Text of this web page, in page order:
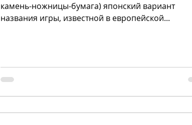
камень-ножницы-бумага) японский вариант
названия игры, известной в европейской...